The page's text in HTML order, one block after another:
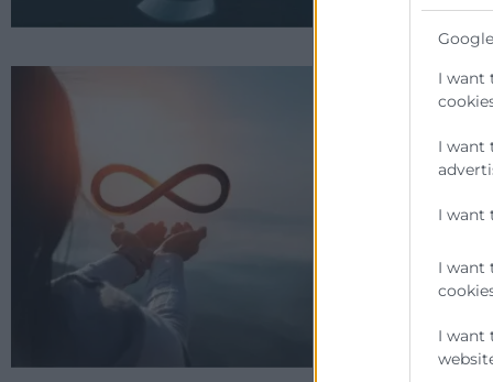
I want
I want
I want
I want
I want
Sostenibilidad
Si en tu empresa
responsabilidad
trabajadores y la
empleo, éste es tu